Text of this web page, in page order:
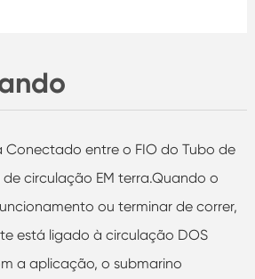
Conectado entre o FIO do Tubo de
circulação EM terra.Quando o
ou terminar de correr,
está ligado à circulação DOS
a aplicação, o submarino